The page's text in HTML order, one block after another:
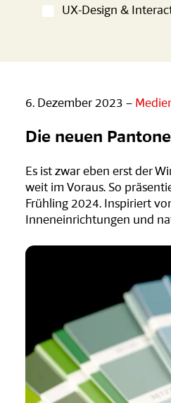
UX-Design &
6. Dezember 2023 –
Die neuen
Es ist zwar eben erst der
weit im Voraus. So
Frühling 2024. Inspiriert
Inneneinrichtungen und